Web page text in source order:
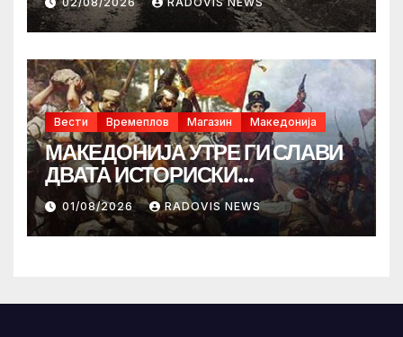
Вести Времеплов Магазин Македонија
МАКЕДОНИЈА УТРЕ ГИ СЛАВИ
ДВАТА ИСТОРИСКИ
ИЛИНДЕНА!
01/08/2026 RADOVIS NEWS